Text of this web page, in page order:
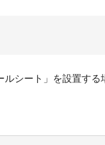
シート」を設置する